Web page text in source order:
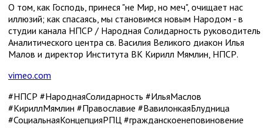
О том, как Господь, принеся "не Мир, но меч", очищает нас
иллюзий; как спасаясь, мы становимся новым Народом - в
студии канала НПСР / Народная Солидарность руководитель
Аналитического центра св. Василия Великого диакон Илья
Малов и директор Института ВК Кирилл Мямлин, НПСР.
vimeo.com
#НПСР #НароднаяСолидарность #ИльяМаслов
#КириллМямлин #Православие #ВавилонкаяБлудница
#СоциальнаяКонцепцияРПЦ #гражданскоенеповиновение